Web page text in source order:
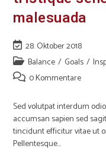
malesuada
28. Oktober 2018
Balance / Goals /
0 Kommentare
Sed volutpat interdum
accumsan sapien sed
tincidunt efficitur vitae ut
Pellentesque…